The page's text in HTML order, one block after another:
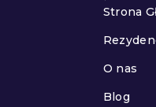
Strona
O nas
Blog